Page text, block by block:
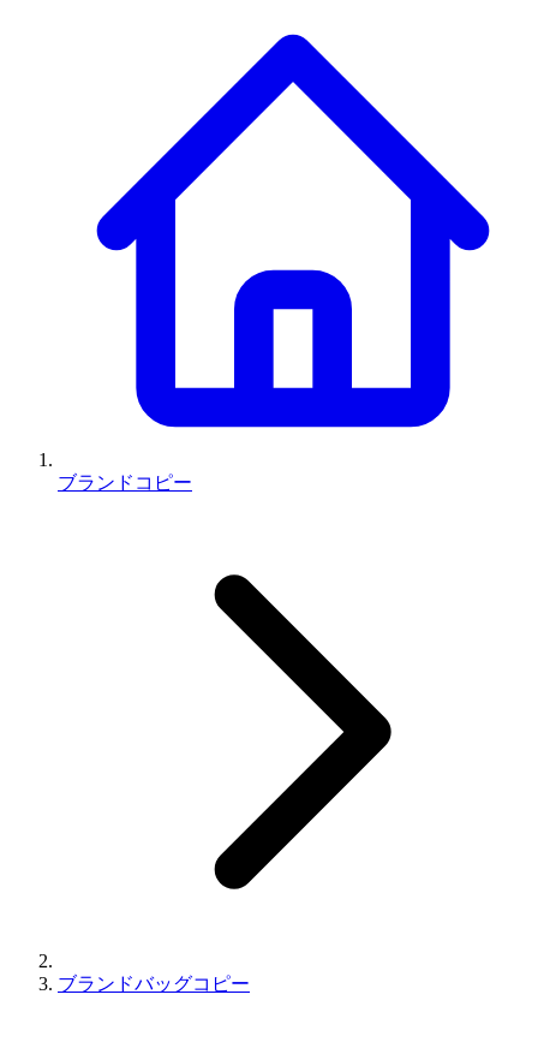
ブランドコピー
ブランドバッグコピー